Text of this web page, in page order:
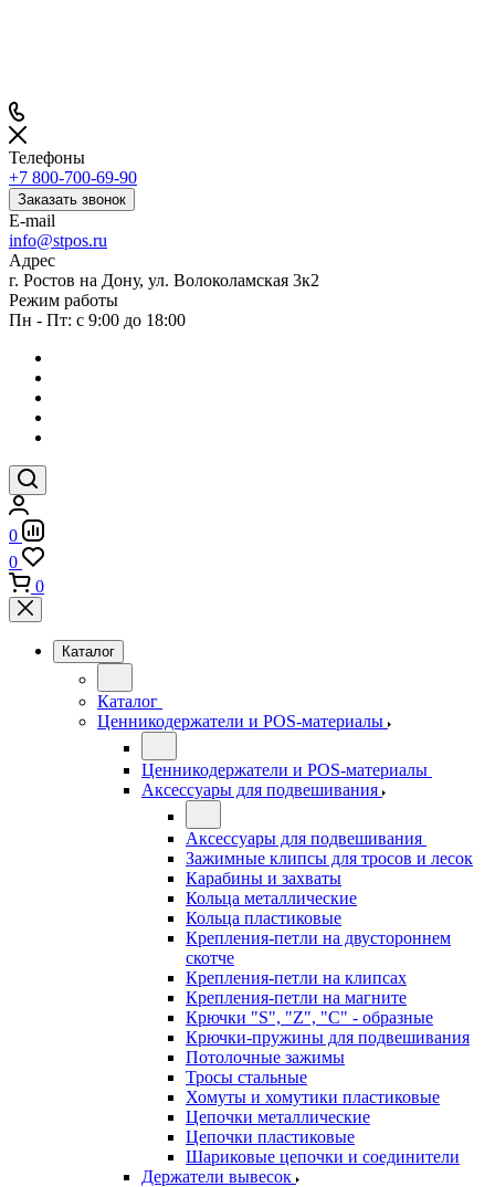
Телефоны
+7 800-700-69-90
Заказать звонок
E-mail
info@stpos.ru
Адрес
г. Ростов на Дону, ул. Волоколамская 3к2
Режим работы
Пн - Пт: с 9:00 до 18:00
0
0
0
Каталог
Каталог
Ценникодержатели и POS-материалы
Ценникодержатели и POS-материалы
Аксессуары для подвешивания
Аксессуары для подвешивания
Зажимные клипсы для тросов и лесок
Карабины и захваты
Кольца металлические
Кольца пластиковые
Крепления-петли на двустороннем
скотче
Крепления-петли на клипсах
Крепления-петли на магните
Крючки "S", "Z", "C" - образные
Крючки-пружины для подвешивания
Потолочные зажимы
Тросы стальные
Хомуты и хомутики пластиковые
Цепочки металлические
Цепочки пластиковые
Шариковые цепочки и соединители
Держатели вывесок